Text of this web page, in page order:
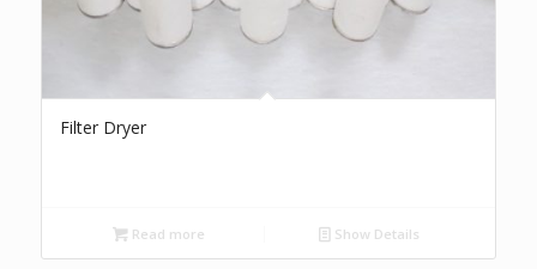
Filter Dryer
Read more Show Details